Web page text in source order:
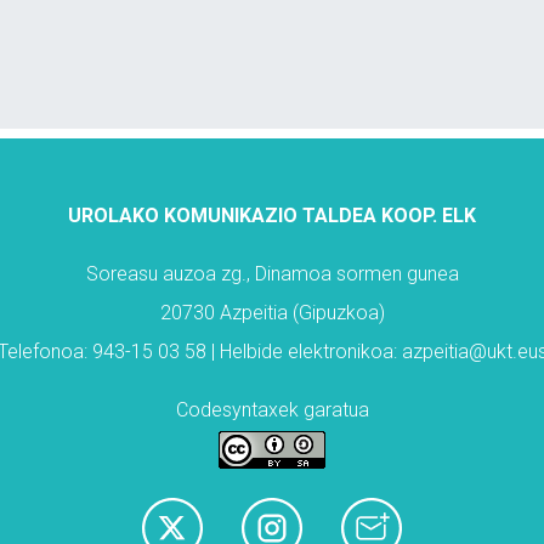
UROLAKO KOMUNIKAZIO TALDEA KOOP. ELK
Soreasu auzoa zg., Dinamoa sormen gunea
20730 Azpeitia (Gipuzkoa)
943-15 03 58 | Helbide elektronikoa:
Codesyntaxek garatua